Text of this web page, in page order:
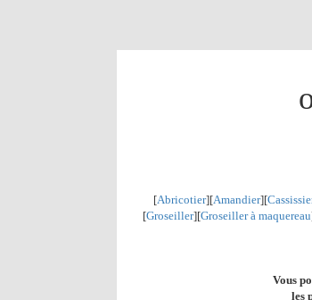
[Abricotier][Amandier][
[Groseiller][Groseiller à maquereau
Vous
les